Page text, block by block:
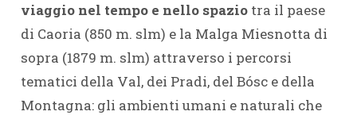
viaggio nel tempo e nello spaziotra il paese
di Caoria (850 m. slm) e la Malga Miesnotta di
sopra (1879 m. slm) attraverso i percorsi
tematici della Val, dei Pradi, del Bósc e della
Montagna: gli ambienti umani e naturali che